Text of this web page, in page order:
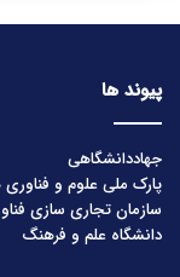
پیوند ها
جهاددانشگاهی
پارک ملی علوم و
سازمان تجاری سازی
دانشگاه علم و فرهنگ